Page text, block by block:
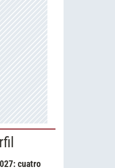
cuatro